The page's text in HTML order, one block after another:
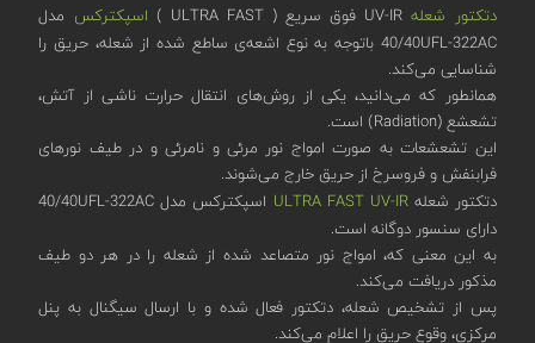
دتکتور شعلهUV-IR فوق سریع ( ULTRA FAST ) اسپکترکس مدل
40/40UFL-322AC باتوجه به نوع اشعه‌ی ساطع شده از شعله، حریق را
شناسایی می‌کند.
همانطور که می‌دانید، یکی از روش‌های انتقال حرارت ناشی از آتش،
تشعشع (Radiation) است.
این تشعشعات به صورت امواج نور مرئی و نامرئی و در طیف نورهای
فرابنفش و فروسرخ از حریق خارج می‌شوند.
دتکتور شعلهULTRA FAST UV-IR
اسپکترکس مدل 40/40UFL-322AC
دارای سنسور دوگانه‌ است.
به این معنی که، امواج نور متصاعد شده از شعله را در هر دو طیف
مذکور دریافت می‌کند.
پس از تشخیص شعله، دتکتور فعال شده و با ارسال سیگنال به پنل
مرکزی، وقوع حریق را اعلام می‌کند.